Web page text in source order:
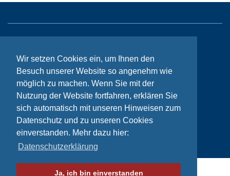
Wir setzen Cookies ein, um Ihnen den
Besuch unserer Website so angenehm wie
möglich zu machen. Wenn Sie mit der
Nutzung der Website fortfahren, erklären Sie
sich automatisch mit unseren Hinweisen zum
Datenschutz und zu unseren Cookies
einverstanden. Mehr dazu hier:
Datenschutzerklärung
Ja, ich bin einverstanden
Kontakt
Impressum
Datenschutzhinweise
© Bikeaid 2026